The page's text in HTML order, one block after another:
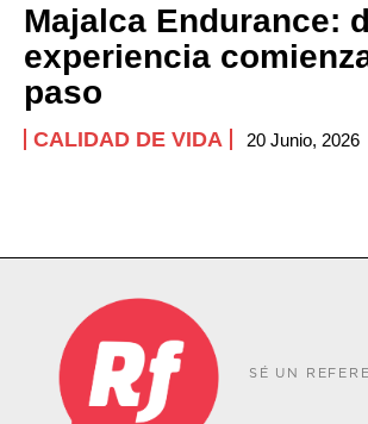
Majalca Endurance:
experiencia
paso
CALIDAD DE VIDA 20 Junio, 2026
SÉ UN